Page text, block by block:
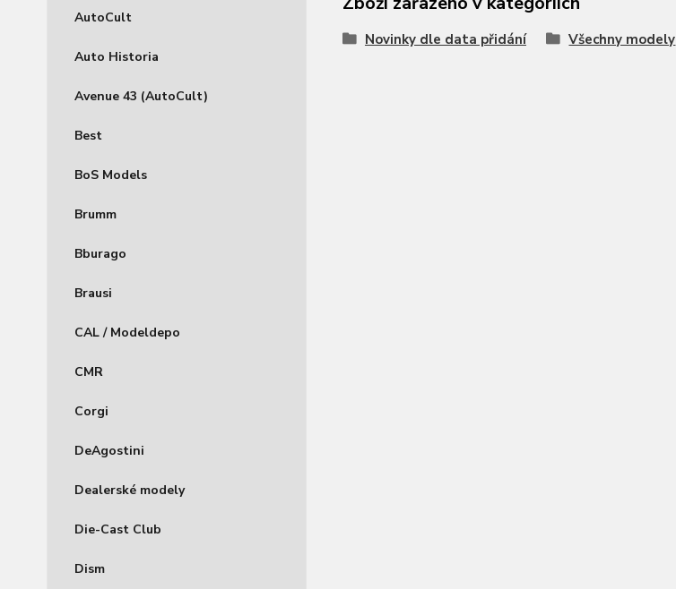
AutoCult
Auto Historia
Avenue 43 (AutoCult)
Best
BoS Models
Brumm
Bburago
Brausi
CAL / Modeldepo
CMR
Corgi
DeAgostini
Dealerské modely
Die-Cast Club
Dism
Novinky dle data přidání Všechny modely